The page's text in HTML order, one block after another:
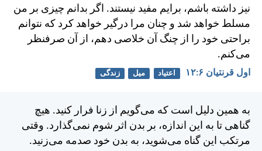
نيز داشته باشم، برايم مفيد نيستند. اگر بدانم چيزی بر من
مسلط خواهد شد و چنان مرا درگير خواهد كرد كه نتوانم
براحتی خود را از چنگ آن خلاصی دهم، از آن صرفنظر
می‌كنم.
اول قرنتیان ۶:‏۱۲ اعتیاد میل زندگی
به همين دليل است كه می‌گويم از زنا فرار كنيد. هيچ
گناهی تا به اين اندازه، بر بدن اثر شوم نمی‌گذارد. وقتی
مرتكب اين گناه می‌شويد، به بدن خود صدمه می‌زنيد.